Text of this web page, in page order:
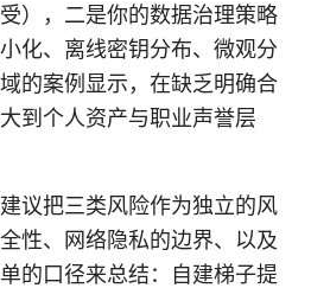
），二是你的数据治理策略
化、离线密钥分布、微观分
的案例显示，在缺乏明确合
到个人资产与职业声誉层
议把三类风险作为独立的风
性、网络隐私的边界、以及
的口径来总结：自建梯子提